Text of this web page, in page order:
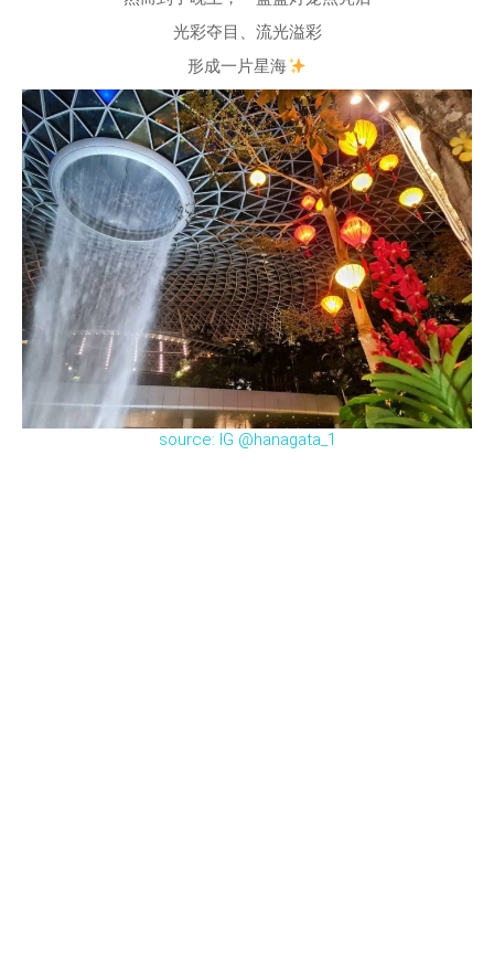
光彩夺目、流光溢彩
形成一片星海
source: IG @hanagata_1